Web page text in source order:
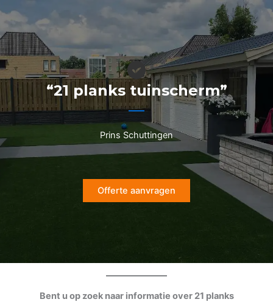
naar
de
inhoud
“21 planks tuinscherm”
Prins Schuttingen
Offerte aanvragen
Bent u op zoek naar informatie over 21 planks